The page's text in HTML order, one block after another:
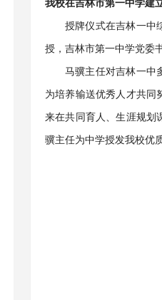
我校在吉林市第一中学建
授牌仪式在吉林一中
授，吉林市第一中学党委
马骥主任对吉林一中
为培养输送优秀人才共同
来在共同育人、生涯规划
骥主任为中学授发我校优